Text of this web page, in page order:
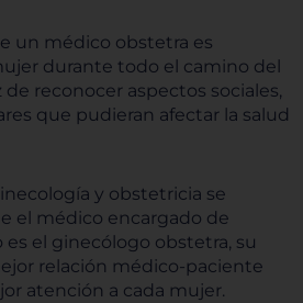
un médico obstetra es
durante todo el camino del
de reconocer aspectos sociales,
que pudieran afectar la salud
y obstetricia se
el médico encargado de
el ginecólogo obstetra, su
relación médico-paciente
atención a cada mujer.